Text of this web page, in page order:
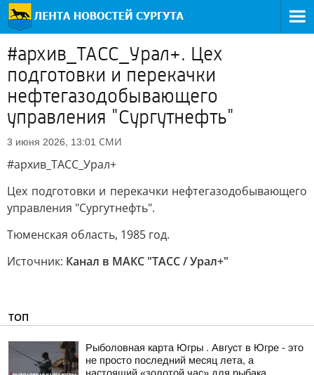
#архив_ТАСС_Урал+. Цех
подготовки и перекачки
нефтегазодобывающего
управления "Сургутнефть"
3 июня 2026, 13:01 СМИ
#архив_ТАСС_Урал+
Цех подготовки и перекачки нефтегазодобывающего
управления "Сургутнефть".
Тюменская область, 1985 год.
Источник: Канал в МАКС "ТАСС / Урал+"
ТОП
Рыболовная карта Югры . Август в Югре - это
не просто последний месяц лета, а